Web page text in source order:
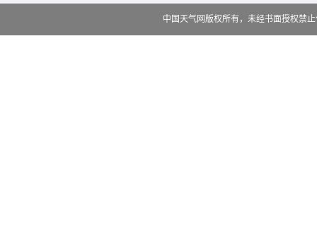
中国天气网版权所有，未经书面授权